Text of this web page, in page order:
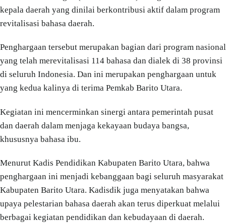
kepala daerah yang dinilai berkontribusi aktif dalam program
revitalisasi bahasa daerah.
Penghargaan tersebut merupakan bagian dari program nasional
yang telah merevitalisasi 114 bahasa dan dialek di 38 provinsi
di seluruh Indonesia. Dan ini merupakan penghargaan untuk
yang kedua kalinya di terima Pemkab Barito Utara.
Kegiatan ini mencerminkan sinergi antara pemerintah pusat
dan daerah dalam menjaga kekayaan budaya bangsa,
khususnya bahasa ibu.
Menurut Kadis Pendidikan Kabupaten Barito Utara, bahwa
penghargaan ini menjadi kebanggaan bagi seluruh masyarakat
Kabupaten Barito Utara. Kadisdik juga menyatakan bahwa
upaya pelestarian bahasa daerah akan terus diperkuat melalui
berbagai kegiatan pendidikan dan kebudayaan di daerah.